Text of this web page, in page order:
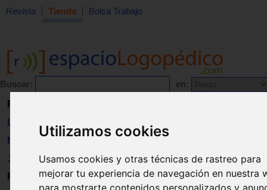
Utilizamos cookies
Usamos cookies y otras técnicas de rastreo para
mejorar tu experiencia de navegación en nuestra
para mostrarte contenidos personalizados y
Revista Tienda Bolsa Trabajo
Buscar: en:
Revista
Libros
Material
Juguetes
Formación